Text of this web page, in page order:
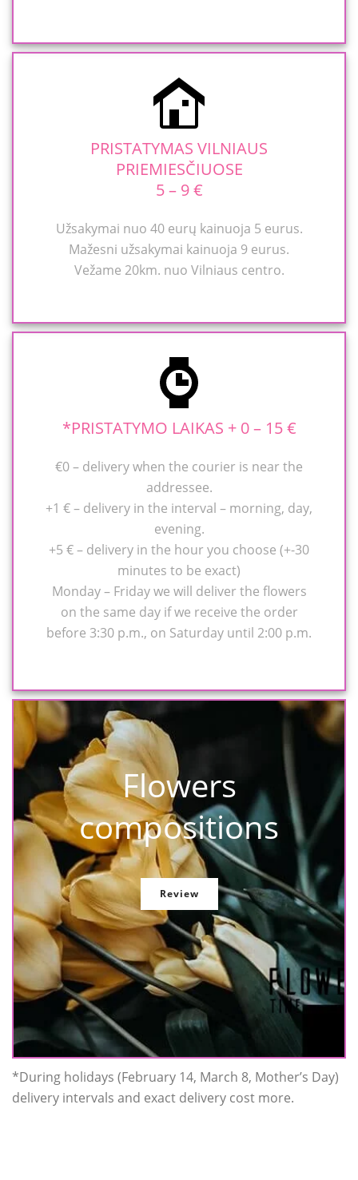
PRISTATYMAS VILNIAUS
PRIEMIESČIUOSE
5 – 9 €
Užsakymai nuo 40 eurų kainuoja 5 eurus.
Mažesni užsakymai kainuoja 9 eurus.
Vežame 20km. nuo Vilniaus centro.
*PRISTATYMO LAIKAS + 0 – 15 €
€0 – delivery when the courier is near the
addressee.
+1 € – delivery in the interval – morning, day,
evening.
+5 € – delivery in the hour you choose (+-30
minutes to be exact)
Monday – Friday we will deliver the flowers
on the same day if we receive the order
before 3:30 p.m., on Saturday until 2:00 p.m.
Flowers
compositions
Review
*During holidays (February 14, March 8, Mother’s Day)
delivery intervals and exact delivery cost more.